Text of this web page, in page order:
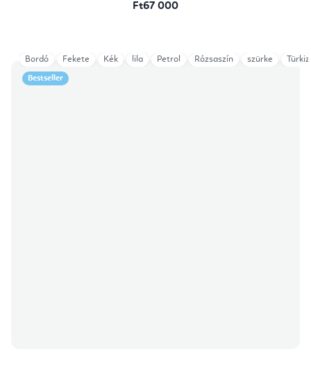
Ft67 000
Bestseller
Bordó Fekete Kék lila Petrol Rózsaszín szürke Türkiz